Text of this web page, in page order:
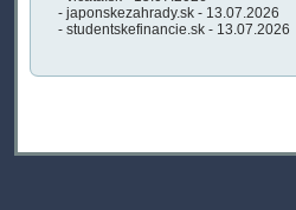
- japonskezahrady.sk - 13.07.2026
- studentskefinancie.sk - 13.07.2026